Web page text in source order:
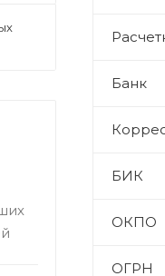
Банк
БИК
ОКПО
ОГРН